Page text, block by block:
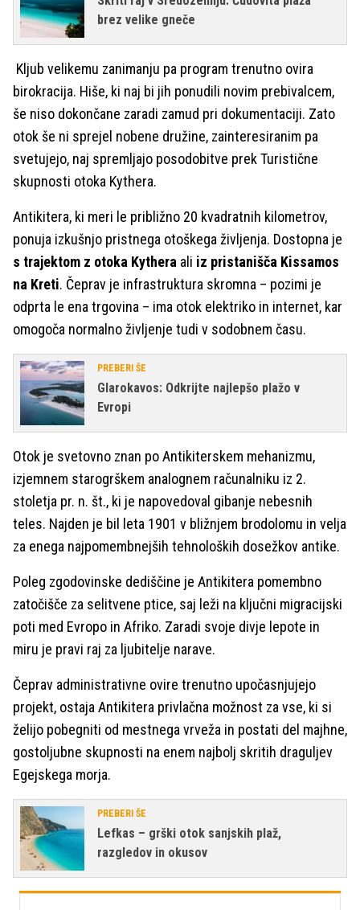
brez velike gneče
Kljub velikemu zanimanju pa program trenutno ovira
birokracija. Hiše, ki naj bi jih ponudili novim prebivalcem,
še niso dokončane zaradi zamud pri dokumentaciji. Zato
otok še ni sprejel nobene družine, zainteresiranim pa
svetujejo, naj spremljajo posodobitve prek Turistične
skupnosti otoka Kythera.
Antikitera, ki meri le približno 20 kvadratnih kilometrov,
ponuja izkušnjo pristnega otoškega življenja. Dostopna je
s trajektom z otoka Kythera ali iz pristanišča Kissamos
na Kreti. Čeprav je infrastruktura skromna – pozimi je
odprta le ena trgovina – ima otok elektriko in internet, kar
omogoča normalno življenje tudi v sodobnem času.
PREBERI ŠE
Glarokavos: Odkrijte najlepšo plažo v
Evropi
Otok je svetovno znan po Antikiterskem mehanizmu,
izjemnem starogrškem analognem računalniku iz 2.
stoletja pr. n. št., ki je napovedoval gibanje nebesnih
teles. Najden je bil leta 1901 v bližnjem brodolomu in velja
za enega najpomembnejših tehnoloških dosežkov antike.
Poleg zgodovinske dediščine je Antikitera pomembno
zatočišče za selitvene ptice, saj leži na ključni migracijski
poti med Evropo in Afriko. Zaradi svoje divje lepote in
miru je pravi raj za ljubitelje narave.
Čeprav administrativne ovire trenutno upočasnjujejo
projekt, ostaja Antikitera privlačna možnost za vse, ki si
želijo pobegniti od mestnega vrveža in postati del majhne,
gostoljubne skupnosti na enem najbolj skritih draguljev
Egejskega morja.
PREBERI ŠE
Lefkas – grški otok sanjskih plaž,
razgledov in okusov